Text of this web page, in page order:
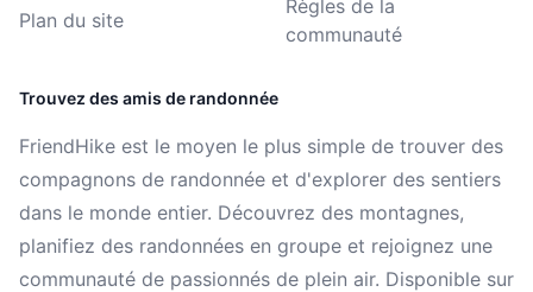
Plan du site
Règles de la
communauté
Trouvez des amis de randonnée
FriendHike est le moyen le plus simple de trouver des
compagnons de randonnée et d'explorer des sentiers
dans le monde entier. Découvrez des montagnes,
planifiez des randonnées en groupe et rejoignez une
communauté de passionnés de plein air. Disponible sur